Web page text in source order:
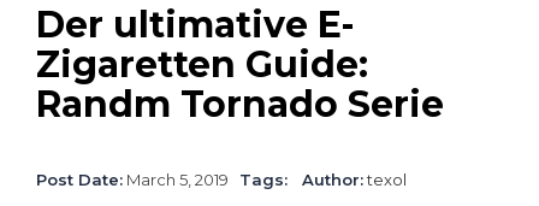
Der ultimative E-
Zigaretten Guide:
Randm Tornado Serie
Post Date: March 5, 2019 Tags: Author:texol